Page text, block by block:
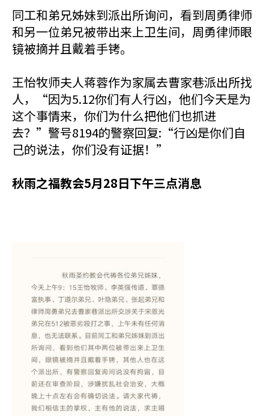
同工和弟兄姊妹到派出所询问，看到周勇律师
和另一位弟兄被带出来上卫生间，周勇律师眼
镜被摘并且戴着手铐。
王怡牧师夫人蒋蓉作为家属去曹家巷派出所找
人，“因为5.12你们有人行凶，他们今天是为
这个事情来，你们为什么把他们也抓进
去？”警号8194的警察回复:“行凶是你们自
己的说法，你们没有证据！”
秋雨之福教会5月28日下午三点消息